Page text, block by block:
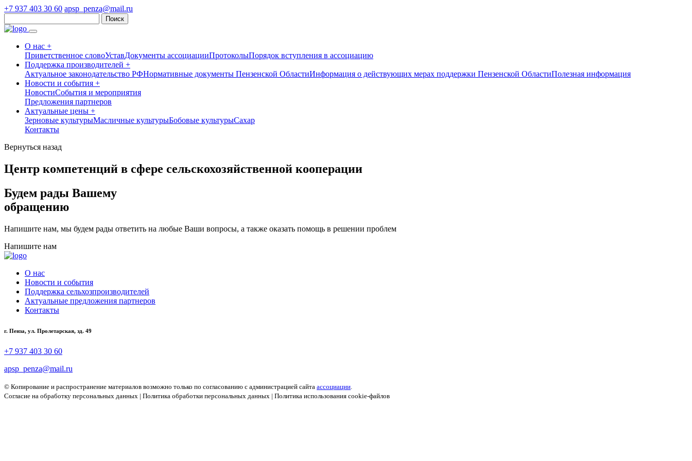
+7 937 403 30 60 apsp_penza@mail.ru
О нас +
Приветственное словоУставДокументы ассоциацииПротоколыПорядок вступления в ассоциацию
Поддержка производителей +
Актуальное законодательство РФНормативные документы Пензенской ОбластиИнформация о действующих мерах поддержки Пензенской ОбластиПолезная информация
Новости и события +
НовостиСобытия и мероприятия
Предложения партнеров
Актуальные цены +
Зерновые культурыМасличные культурыБобовые культурыСахар
Контакты
Вернуться назад
Центр компетенций в сфере сельскохозяйственной кооперации
Будем рады Вашему
обращению
Напишите нам, мы будем рады ответить на любые Ваши вопросы, а также оказать помощь в решении проблем
Напишите нам
О нас
Новости и события
Поддержка сельхозпроизводителей
Актуальные предложения партнеров
Контакты
г. Пенза, ул. Пролетарская, зд. 49
+7 937 403 30 60
apsp_penza@mail.ru
© Копирование и распространение материалов возможно только по согласованию с администрацией сайта ассоциации
Согласие на обработку персональных данных | Политика обработки персональных данных | Политика использования cookie-файлов